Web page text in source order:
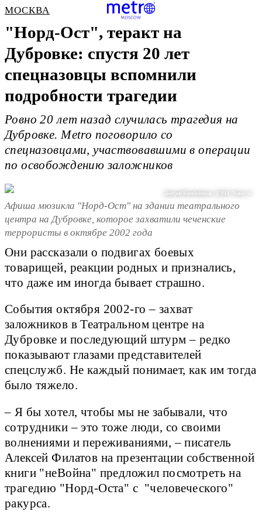
МОСКВА
"Норд-Ост", теракт на
Дубровке: спустя 20 лет
спецназовцы вспомнили
подробности трагедии
Ровно 20 лет назад случилась трагедия на
Дубровке. Metro поговорило со
спецназовцами, участвовавшими в операции
по освобождению заложников
Дмитрий Коробейников / @ РИА "Новости"
Афиша мюзикла "Норд-Ост" на здании театрального
центра на Дубровке, которое захватили чеченские
террористы в октябре 2002 года
Они рассказали о подвигах боевых
товарищей, реакции родных и признались,
что даже им иногда бывает страшно.
События октября 2002-го – захват
заложников в Театральном центре на
Дубровке и последующий штурм – редко
показывают глазами представителей
спецслужб. Не каждый понимает, как им тогда
было тяжело.
– Я бы хотел, чтобы мы не забывали, что
сотрудники – это тоже люди, со своими
волнениями и переживаниями, – писатель
Алексей Филатов на презентации собственной
книги "неВойна" предложил посмотреть на
трагедию "Норд-Оста" с "человеческого"
ракурса.